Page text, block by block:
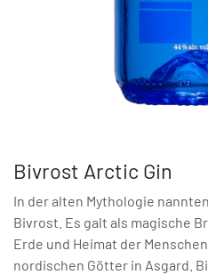
Bivrost Arctic Gin
In der alten Mythologie
Bivrost. Es galt als magische
Erde und Heimat der
nordischen Götter in Asgard.